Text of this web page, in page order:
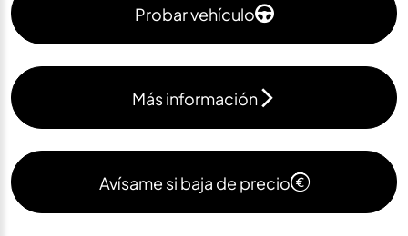
Probar vehículo
Más información
Avísame si baja de precio